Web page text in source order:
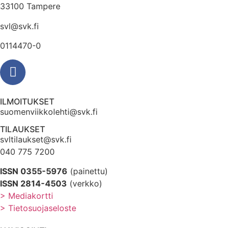
33100 Tampere
svl@svk.fi
0114470-0
ILMOITUKSET
suomenviikkolehti@svk.fi
TILAUKSET
svltilaukset@svk.fi
040 775 7200
ISSN 0355-5976 (painettu)
ISSN 2814-4503 (verkko)
> Mediakortti
> Tietosuojaseloste